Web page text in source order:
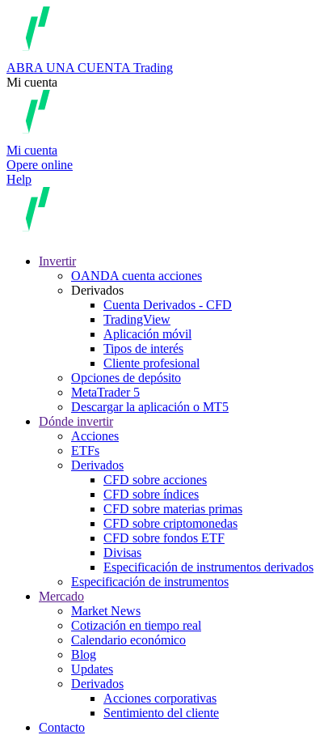
ABRA UNA CUENTA Trading
Mi cuenta
Mi cuenta
Opere online
Help
Invertir
OANDA cuenta acciones
Derivados
Cuenta Derivados - CFD
TradingView
Aplicación móvil
Tipos de interés
Cliente profesional
Opciones de depósito
MetaTrader 5
Descargar la aplicación o MT5
Dónde invertir
Acciones
ETFs
Derivados
CFD sobre acciones
CFD sobre índices
CFD sobre materias primas
CFD sobre criptomonedas
CFD sobre fondos ETF
Divisas
Especificación de instrumentos derivados
Especificación de instrumentos
Mercado
Market News
Cotización en tiempo real
Calendario económico
Blog
Updates
Derivados
Acciones corporativas
Sentimiento del cliente
Contacto